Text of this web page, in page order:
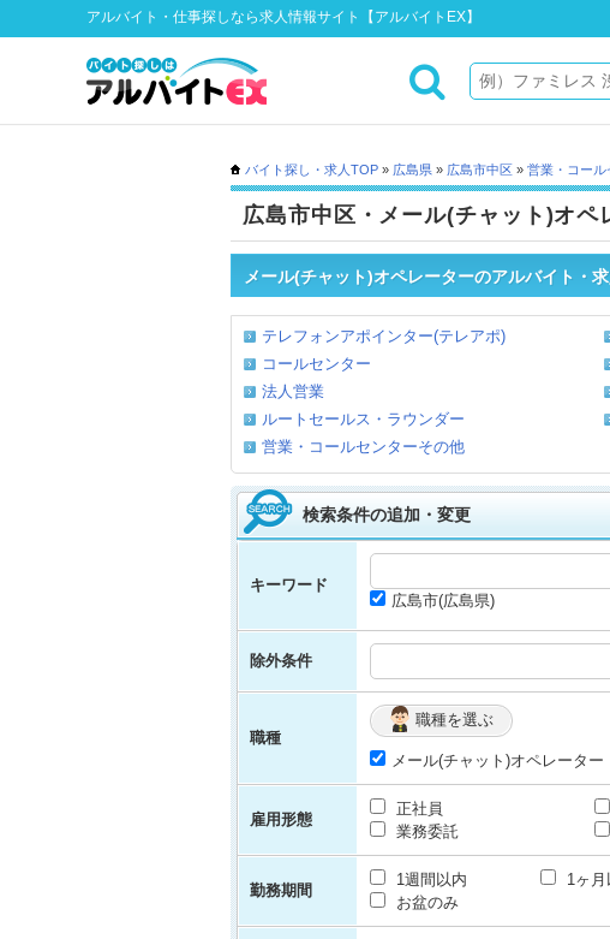
アルバイト・仕事探しなら求人情報サイト【アルバイトEX】
バイト探し・求人TOP » 広島県 » 広島市中区 » 営業・コール
広島市中区・メール(チャット)オ
メール(チャット)オペレーターのアルバイト・
テレフォンアポインター(テレアポ)
コールセンター
法人営業
ルートセールス・ラウンダー
営業・コールセンターその他
検索条件の追加・変更
キーワード
広島市(広島県)
除外条件
職種
職種を選ぶ
メール(チャット)オペレーター
雇用形態
正社員
業務委託
勤務期間
1週間以内 1ヶ月
お盆のみ